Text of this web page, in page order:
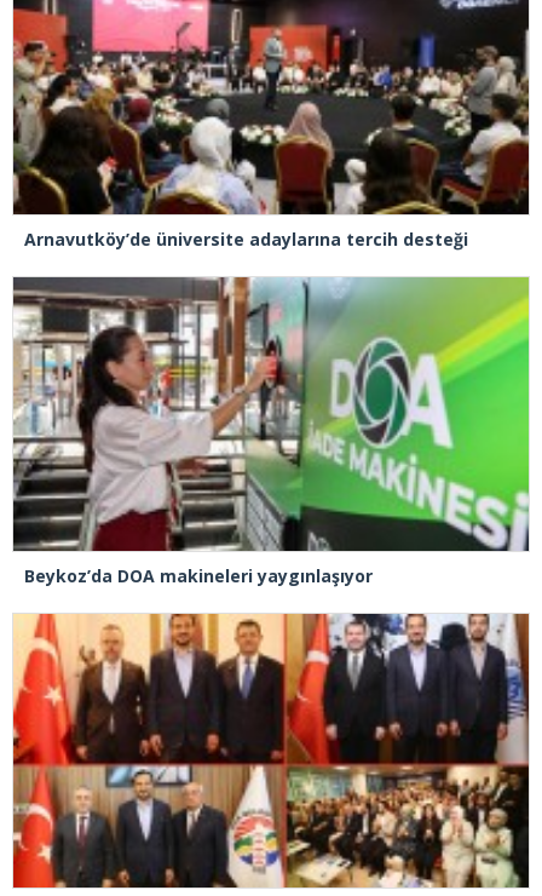
Arnavutköy’de üniversite adaylarına tercih desteği
Beykoz’da DOA makineleri yaygınlaşıyor